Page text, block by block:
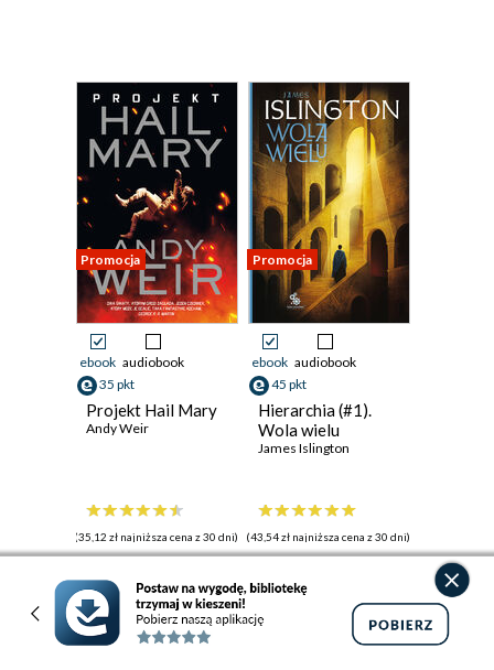
Promocja
ebook audiobook
35 pkt
Projekt Hail Mary
Andy Weir
(35,12 zł najniższa cena z 30 dni)
43.90zł (-20%)
Promocja
ebook audiobook
45 pkt
Hierarchia (#1).
Wola wielu
James Islington
(43,54 zł najniższa cena z 30 dni)
(-17%)